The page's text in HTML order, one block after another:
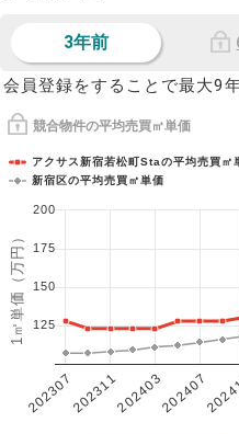
3年前
会員登録をすることで最大9
競合物件の平均売買㎡単価
1㎡単価（万円）
アクサス新宿若松町Staの平均売買㎡
新宿区の平均売買㎡単価
202307202311202403202407
125
150
175
200